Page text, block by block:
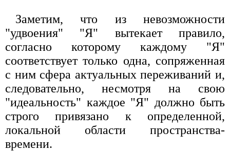
Заметим, что из невозможности
"удвоения" "Я" вытекает правило,
согласно которому каждому "Я"
соответствует только одна, сопряженная
с ним сфера актуальных переживаний и,
следовательно, несмотря на свою
"идеальность" каждое "Я" должно быть
строго привязано к определенной,
локальной области пространства-
времени.